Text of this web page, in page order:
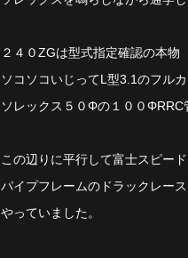
２４０ZGは型式指定確認の本物
ソコソコいじってL型3.1のフル
ソレックス５０Φの１００ΦRRC
この辺りに平行して富士スピー
パイプフレームのドラックレー
やっていました。